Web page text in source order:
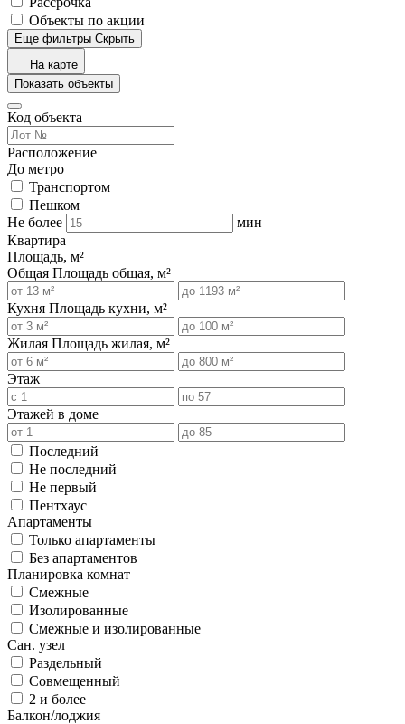
Объекты по акции
Еще фильтры Скрыть
На карте
Показать объекты
Код объекта
Расположение
До метро
Транспортом
Пешком
Не более
мин
Квартира
Площадь, м²
Общая Площадь общая, м²
Кухня Площадь кухни, м²
Жилая Площадь жилая, м²
Этаж
Этажей в доме
Последний
Не последний
Не первый
Пентхаус
Апартаменты
Только апартаменты
Без апартаментов
Планировка комнат
Смежные
Изолированные
Смежные и изолированные
Сан. узел
Раздельный
Совмещенный
2 и более
Балкон/лоджия